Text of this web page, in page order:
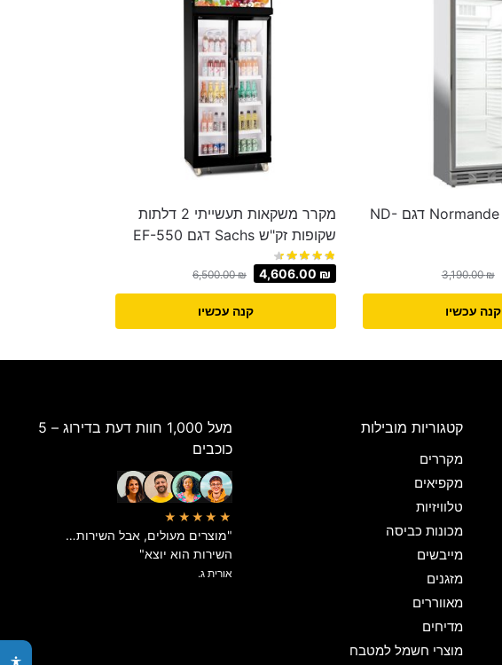
מקרר ויטרינה Normande דגם ND-
3,190.00₪
קנה עכשיו
מקרר משקאות תעשייתי 2 דלתות
שקופות זק"ש Sachs דגם EF-550
6,500.00₪ 4,606.00 ₪
קנה עכשיו
קטגוריות מובילות
מקררים
מקפיאים
טלוויזיות
מכונות כביסה
מייבשים
מזגנים
מאווררים
מדיחים
מוצרי חשמל למטבח
מעל 1,000 חוות דעת בדירוג – 5
כוכבים
★★★★★
"מוצרים מעולים, אבל השירות…
השירות הוא יוצא"
אורית ג.